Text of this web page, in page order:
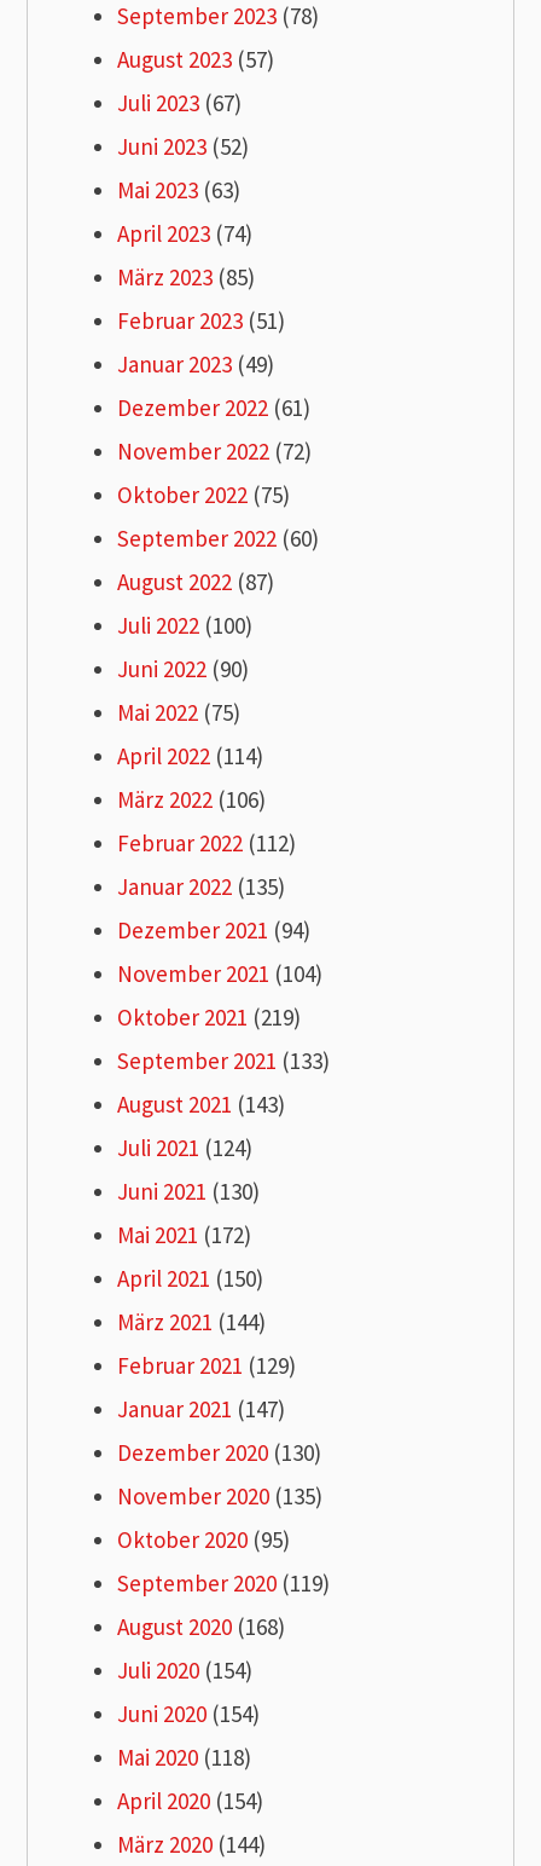
September 2023 (78)
August 2023 (57)
Juli 2023 (67)
Juni 2023 (52)
Mai 2023 (63)
April 2023 (74)
März 2023 (85)
Februar 2023 (51)
Januar 2023 (49)
Dezember 2022 (61)
November 2022 (72)
Oktober 2022 (75)
September 2022 (60)
August 2022 (87)
Juli 2022 (100)
Juni 2022 (90)
Mai 2022 (75)
April 2022 (114)
März 2022 (106)
Februar 2022 (112)
Januar 2022 (135)
Dezember 2021 (94)
November 2021 (104)
Oktober 2021 (219)
September 2021 (133)
August 2021 (143)
Juli 2021 (124)
Juni 2021 (130)
Mai 2021 (172)
April 2021 (150)
März 2021 (144)
Februar 2021 (129)
Januar 2021 (147)
Dezember 2020 (130)
November 2020 (135)
Oktober 2020 (95)
September 2020 (119)
August 2020 (168)
Juli 2020 (154)
Juni 2020 (154)
Mai 2020 (118)
April 2020 (154)
März 2020 (144)